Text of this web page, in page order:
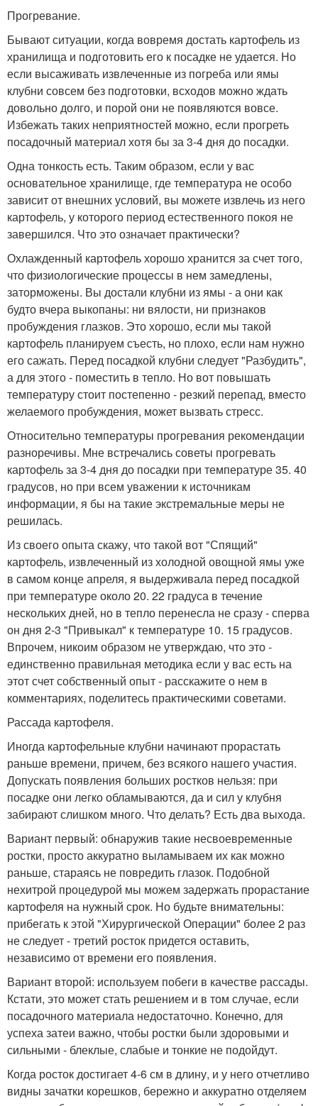
Прогревание.
Бывают ситуации, когда вовремя достать картофель из
хранилища и подготовить его к посадке не удается. Но
если высаживать извлеченные из погреба или ямы
клубни совсем без подготовки, всходов можно ждать
довольно долго, и порой они не появляются вовсе.
Избежать таких неприятностей можно, если прогреть
посадочный материал хотя бы за 3-4 дня до посадки.
Одна тонкость есть. Таким образом, если у вас
основательное хранилище, где температура не особо
зависит от внешних условий, вы можете извлечь из него
картофель, у которого период естественного покоя не
завершился. Что это означает практически?
Охлажденный картофель хорошо хранится за счет того,
что физиологические процессы в нем замедлены,
заторможены. Вы достали клубни из ямы - а они как
будто вчера выкопаны: ни вялости, ни признаков
пробуждения глазков. Это хорошо, если мы такой
картофель планируем съесть, но плохо, если нам нужно
его сажать. Перед посадкой клубни следует "Разбудить",
а для этого - поместить в тепло. Но вот повышать
температуру стоит постепенно - резкий перепад, вместо
желаемого пробуждения, может вызвать стресс.
Относительно температуры прогревания рекомендации
разноречивы. Мне встречались советы прогревать
картофель за 3-4 дня до посадки при температуре 35. 40
градусов, но при всем уважении к источникам
информации, я бы на такие экстремальные меры не
решилась.
Из своего опыта скажу, что такой вот "Спящий"
картофель, извлеченный из холодной овощной ямы уже
в самом конце апреля, я выдерживала перед посадкой
при температуре около 20. 22 градуса в течение
нескольких дней, но в тепло перенесла не сразу - сперва
он дня 2-3 "Привыкал" к температуре 10. 15 градусов.
Впрочем, никоим образом не утверждаю, что это -
единственно правильная методика если у вас есть на
этот счет собственный опыт - расскажите о нем в
комментариях, поделитесь практическими советами.
Рассада картофеля.
Иногда картофельные клубни начинают прорастать
раньше времени, причем, без всякого нашего участия.
Допускать появления больших ростков нельзя: при
посадке они легко обламываются, да и сил у клубня
забирают слишком много. Что делать? Есть два выхода.
Вариант первый: обнаружив такие несвоевременные
ростки, просто аккуратно выламываем их как можно
раньше, стараясь не повредить глазок. Подобной
нехитрой процедурой мы можем задержать прорастание
картофеля на нужный срок. Но будьте внимательны:
прибегать к этой "Хирургической Операции" более 2 раз
не следует - третий росток придется оставить,
независимо от времени его появления.
Вариант второй: используем побеги в качестве рассады.
Кстати, это может стать решением и в том случае, если
посадочного материала недостаточно. Конечно, для
успеха затеи важно, чтобы ростки были здоровыми и
сильными - блеклые, слабые и тонкие не подойдут.
Когда росток достигает 4-6 см в длину, и у него отчетливо
видны зачатки корешков, бережно и аккуратно отделяем